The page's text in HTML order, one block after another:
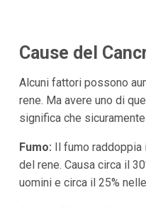
Cause del
Alcuni fattori possono
rene. Ma avere uno di
significa che
Fumo: Il fumo
del rene. Causa circa il
uomini e circa il 25%